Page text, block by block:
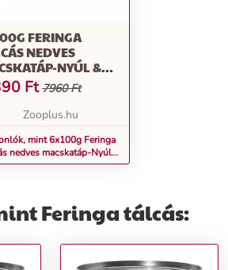
FERINGA
NEDVES
NYÚL &
Ft 7960 Ft
Zooplus.hu
mint 6x100g Feringa
nedves macskatáp-Nyúl
Feringa tálcás: